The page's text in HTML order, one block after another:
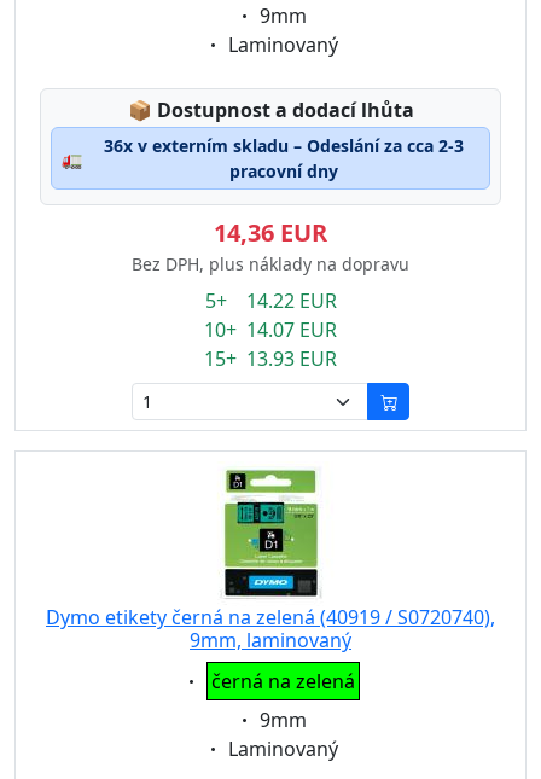
Eigenschaft:
9mm
Eigenschaft:
Laminovaný
📦 Lagerstatus:
Dostupnost a dodací lhůta
🚛
36x v externím skladu – Odeslání za cca 2-3
pracovní dny
14,36 EUR
Bez DPH, plus náklady na dopravu
5+ 14.22 EUR
10+ 14.07 EUR
15+ 13.93 EUR
Dymo etikety černá na zelená (40919 / S0720740),
9mm, laminovaný
Eigenschaft:
černá na zelená
Eigenschaft:
9mm
Eigenschaft:
Laminovaný